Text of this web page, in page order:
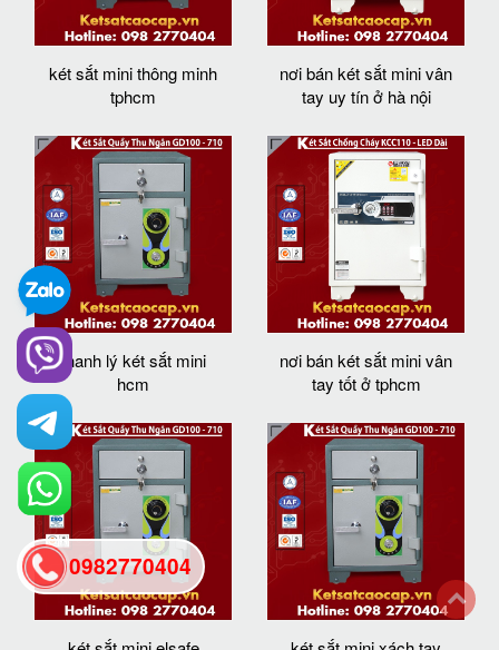
két sắt mini thông minh
tphcm
nơi bán két sắt mini vân
tay uy tín ở hà nội
thanh lý két sắt mini
hcm
nơi bán két sắt mini vân
tay tốt ở tphcm
0982770404